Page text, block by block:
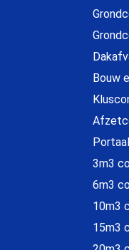
Bouw
3m3
6m3
10m3
15m3